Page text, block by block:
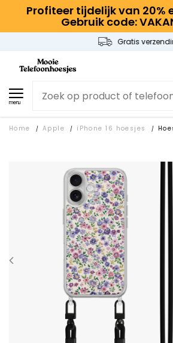
Profiteer tijdelijk van 20%
Gebruik code:
Gratis
menu
Home / Apple / iPhone 16 hoesjes /